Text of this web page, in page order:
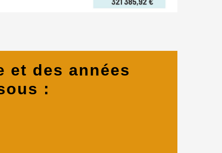
et des années
: